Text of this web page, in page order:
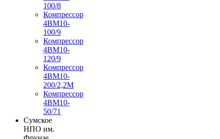
100/8
Компрессор
4ВМ10-
100/9
Компрессор
4ВМ10-
120/9
Компрессор
4ВМ10-
200/2,2М
Компрессор
4ВМ10-
50/71
Сумское
НПО им.